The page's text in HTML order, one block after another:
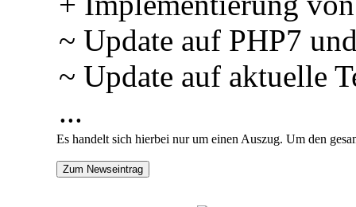
~ Update auf PHP7
~ Update auf aktuelle
...
Es handelt sich hierbei nur um einen Auszug. Um den
Zum Newseintrag